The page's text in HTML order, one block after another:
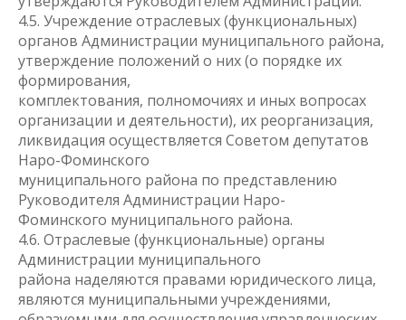
4.5. Учреждение отраслевых (функциональных)
органов Администрации муниципального района,
утверждение положений о них (о порядке их
формирования,
комплектования, полномочиях и иных вопросах
организации и деятельности), их реорганизация,
ликвидация осуществляется Советом депутатов
Наро-Фоминского
муниципального района по представлению
Руководителя Администрации Наро-
Фоминского муниципального района.
4.6. Отраслевые (функциональные) органы
Администрации муниципального
района наделяются правами юридического лица,
являются муниципальными учреждениями,